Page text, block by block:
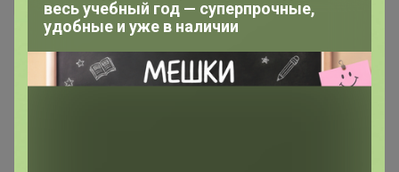
весь учебный год — суперпрочные,
удобные и уже в наличии